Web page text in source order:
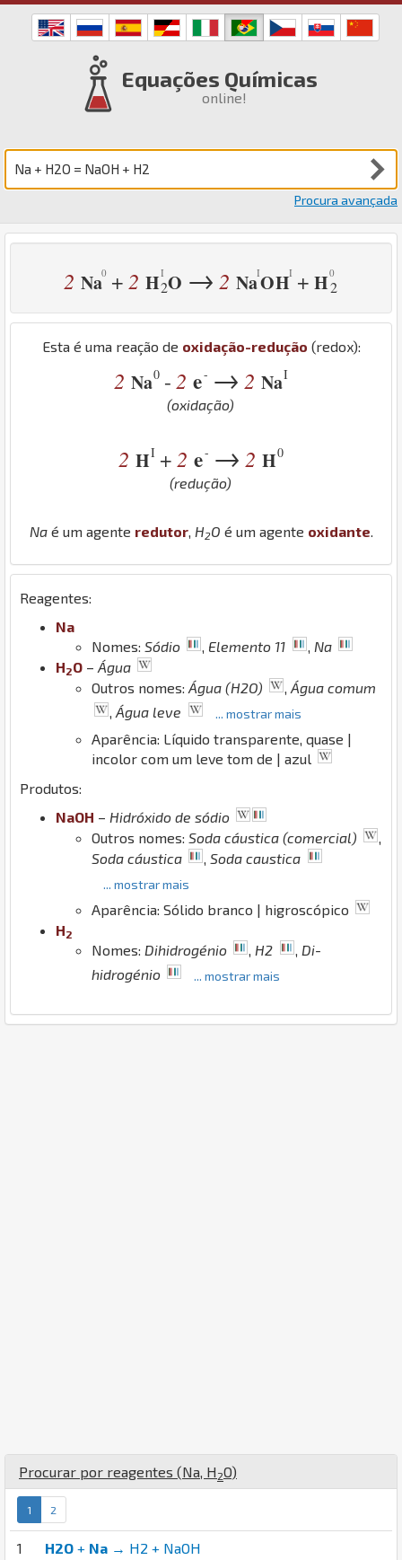
Equações Químicas
online!
Procura avançada
2 Na + 2 H2O → 2 NaOH + H2
Esta é uma reação de oxidação-redução (redox):
2 Na0 - 2 e- → 2 NaI
(oxidação)
2 HI + 2 e- → 2 H0
(redução)
Naé um agente redutor, H2O é um agente oxidante
Reagentes:
Na
Nomes: Sódio Elemento 11
Na
H2O – Água
Outros nomes: Água (H2O) ,Água comum
,Água leve ... mostrar mais
Aparência: Líquido transparente, quase |
incolor com um leve tom de | azul
Produtos:
NaOH – Hidróxido de sódio
Outros nomes: Soda cáustica (comercial)
,
Soda cáustica
, Soda caustica
... mostrar mais
Aparência: Sólido branco | higroscópico
H2
Nomes: Dihidrogénio , H2 , Di-
hidrogénio
... mostrar mais
Procurar por reagentes (Na, H 2O)
1 2
1 H2O + Na → H2 + NaOH